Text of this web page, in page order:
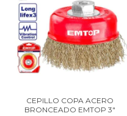
CEPILLO COPA ACERO
BRONCEADO EMTOP 3"